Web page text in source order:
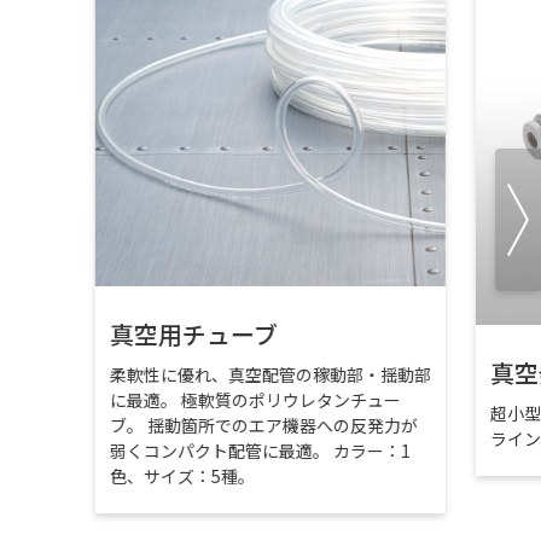
真空用チューブ
柔軟性に優れ、真空配管の稼動部・揺動部
に最適。 極軟質のポリウレタンチュー
ブ。 揺動箇所でのエア機器への反発力が
弱くコンパクト配管に最適。 カラー：1
色、サイズ：5種。
真
超小
ライ